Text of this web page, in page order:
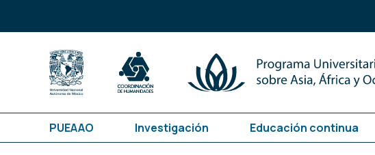
PUEAAO Investigación Educación continua